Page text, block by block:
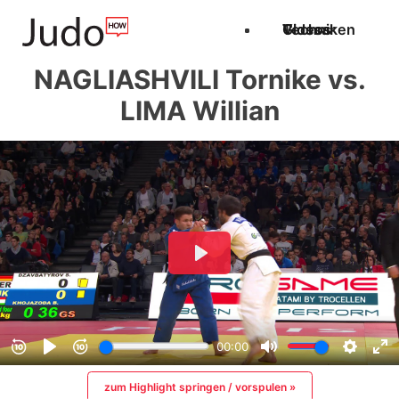
Techniken
Videos
Glossar
NAGLIASHVILI Tornike vs.
LIMA Willian
zum Highlight springen / vorspulen »